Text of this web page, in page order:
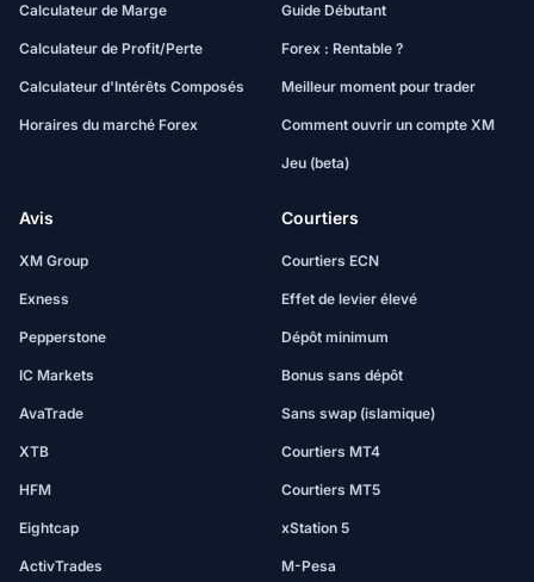
Calculateur de Marge
Calculateur de Profit/Perte
Calculateur d'Intérêts Composés
Horaires du marché Forex
Guide Débutant
Forex : Rentable ?
Meilleur moment pour trader
Comment ouvrir un compte XM
Jeu (beta)
Avis
XM Group
Exness
Pepperstone
IC Markets
AvaTrade
XTB
HFM
Eightcap
ActivTrades
Courtiers
Courtiers ECN
Effet de levier élevé
Dépôt minimum
Bonus sans dépôt
Sans swap (islamique)
Courtiers MT4
Courtiers MT5
xStation 5
M-Pesa